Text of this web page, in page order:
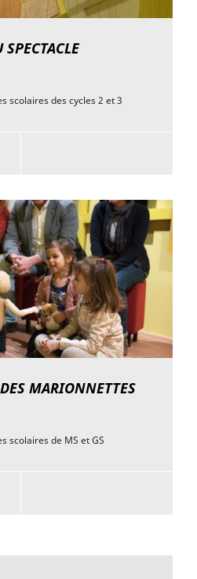
scolaires des cycles 2 et 3
MARIONNETTES
scolaires de MS et GS